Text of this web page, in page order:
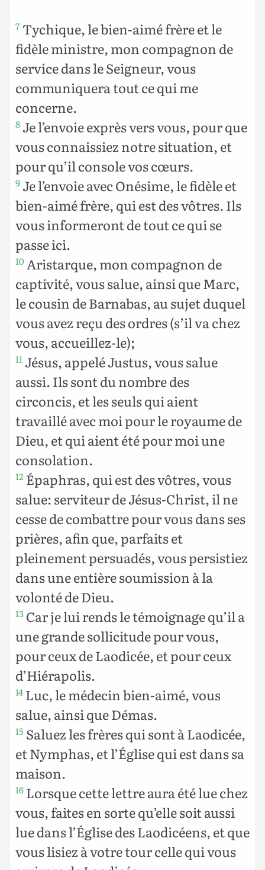
7 Tychique, le bien-aimé frère et le
fidèle ministre, mon compagnon de
service dans le Seigneur, vous
communiquera tout ce qui me
concerne.
8 Je l’envoie exprès vers vous, pour que
vous connaissiez notre situation, et
pour qu’il console vos cœurs.
9 Je l’envoie avec Onésime, le fidèle et
bien-aimé frère, qui est des vôtres. Ils
vous informeront de tout ce qui se
passe ici.
10 Aristarque, mon compagnon de
captivité, vous salue, ainsi que Marc,
le cousin de Barnabas, au sujet duquel
vous avez reçu des ordres (s’il va chez
vous, accueillez-le);
11 Jésus, appelé Justus, vous salue
aussi. Ils sont du nombre des
circoncis, et les seuls qui aient
travaillé avec moi pour le royaume de
Dieu, et qui aient été pour moi une
consolation.
12 Épaphras, qui est des vôtres, vous
salue: serviteur de Jésus-Christ, il ne
cesse de combattre pour vous dans ses
prières, afin que, parfaits et
pleinement persuadés, vous persistiez
dans une entière soumission à la
volonté de Dieu.
13 Car je lui rends le témoignage qu’il a
une grande sollicitude pour vous,
pour ceux de Laodicée, et pour ceux
d’Hiérapolis.
14 Luc, le médecin bien-aimé, vous
salue, ainsi que Démas.
15 Saluez les frères qui sont à Laodicée,
et Nymphas, et l’Église qui est dans sa
maison.
16 Lorsque cette lettre aura été lue chez
vous, faites en sorte qu’elle soit aussi
lue dans l’Église des Laodicéens, et que
vous lisiez à votre tour celle qui vous